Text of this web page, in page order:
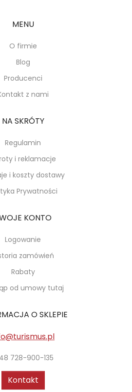
MENU
O firmie
Blog
Producenci
z nami
NA SKRÓTY
Regulamin
i reklamacje
i koszty dostawy
Prywatności
KONTO
Logowanie
zamówień
Rabaty
od umowy tutaj
O SKLEPIE
728-900-135
Kontakt